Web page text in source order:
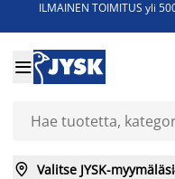
ILMAINEN TOIMITUS yli

 Valitse JYSK-myymäläsi